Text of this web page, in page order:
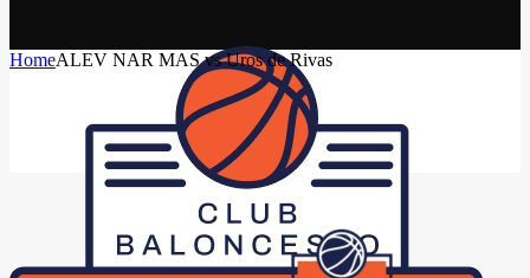
HomeALEV NAR MAS vs Uros de Rivas